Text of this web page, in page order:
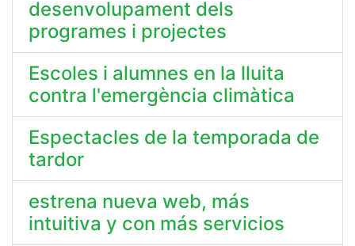
desenvolupament dels
programes i projectes
Escoles i alumnes en la lluita
contra l'emergència climàtica
Espectacles de la temporada de
tardor
estrena nueva web, más
intuitiva y con más servicios